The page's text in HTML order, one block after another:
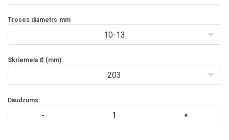
Troses diametrs mm
10-13
Skriemeļa Ø (mm)
203
Daudzums: